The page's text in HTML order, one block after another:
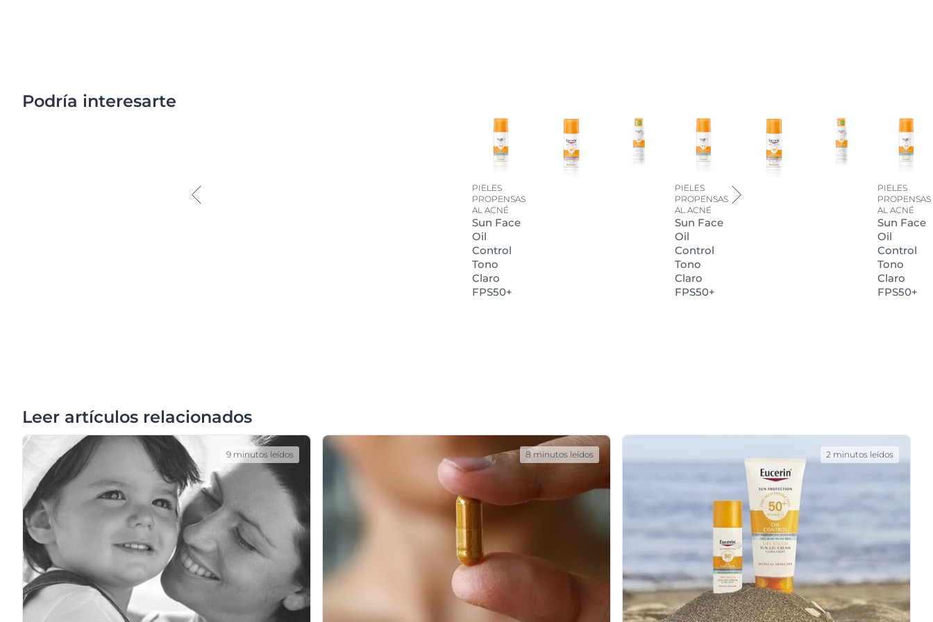
Podría interesarte
PIELES
PROPENSAS
AL ACNÉ
Sun Face
Oil
Control
Tono
Claro
FPS50+
PIELES
PROPENSAS
AL ACNÉ
Sun Face
Oil
Control
Tono
Claro
FPS50+
PIELES
PROPENSAS
AL ACNÉ
Sun Face
Oil
Control
Tono
Claro
FPS50+
Leer artículos relacionados
9 minutos leídos 8 minutos leídos 2 minutos leídos